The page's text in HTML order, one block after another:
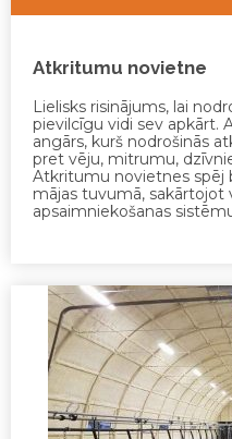
Atkritumu novietne
Lielisks risinājums, lai
pievilcīgu vidi sev apkārt.
angārs, kurš nodrošinās
pret vēju, mitrumu,
Atkritumu novietnes spēj
mājas tuvumā,
apsaimniekošanas